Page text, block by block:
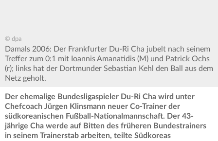
© dpa
Damals 2006: Der Frankfurter Du-Ri Cha jubelt nach seinem
Treffer zum 0:1 mit Ioannis Amanatidis (M) und Patrick Ochs
(r); links hat der Dortmunder Sebastian Kehl den Ball aus dem
Netz geholt.
Der ehemalige Bundesligaspieler Du-Ri Cha wird unter
Chefcoach Jürgen Klinsmann neuer Co-Trainer der
südkoreanischen Fußball-Nationalmannschaft. Der 43-
jährige Cha werde auf Bitten des früheren Bundestrainers
in seinem Trainerstab arbeiten, teilte Südkoreas